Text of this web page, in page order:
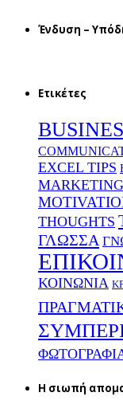
Ένδυση –
Ετικέτες
EXCEL TIPS
MARKETING
THOUGHTS
ΓΛΩΣΣΑ
ΚΟΙΝΩΝΙΑ
H σιωπή